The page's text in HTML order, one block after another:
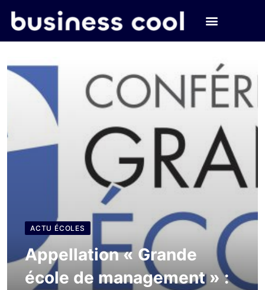
ACTU ÉCOLES
Appellation « Grande
école de management » :